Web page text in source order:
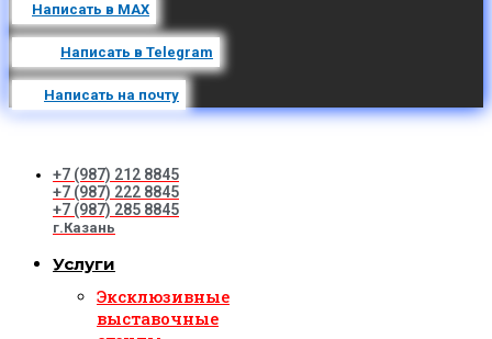
Написать в MAX
Написать в Telegram
Написать на почту
+7 (987) 212 8845
+7 (987) 222 8845
+7 (987) 285 8845
г.Казань
Услуги
Эксклюзивные
выставочные